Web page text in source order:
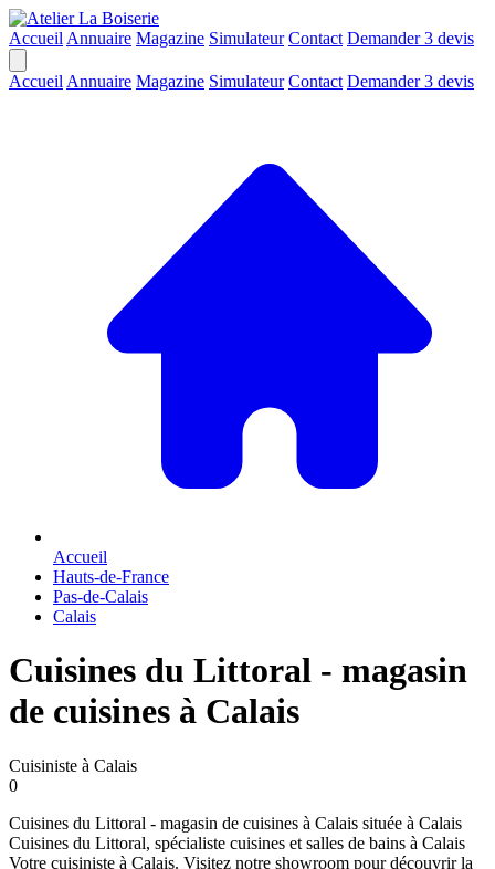
Accueil Annuaire Magazine Simulateur Contact Demander 3 devis
Accueil Annuaire Magazine Simulateur Contact Demander 3 devis
Accueil
Hauts-de-France
Pas-de-Calais
Calais
Cuisines du Littoral - magasin
de cuisines à Calais
Cuisiniste à Calais
0
Cuisines du Littoral - magasin de cuisines à Calais située à Calais
Cuisines du Littoral, spécialiste cuisines et salles de bains à Calais
Votre cuisiniste à Calais. Visitez notre showroom pour découvrir la